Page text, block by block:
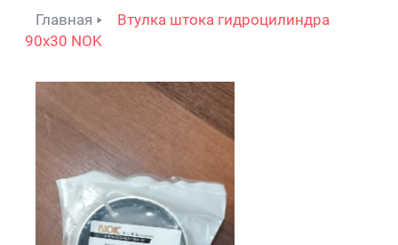
Главная
Втулка штока гидроцилиндра
90х30 NOK